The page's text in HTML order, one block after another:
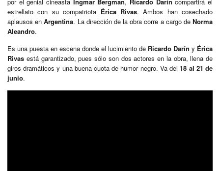
estrellato con su compatriota Érica Rivas. Ambos han cosechado
aplausos enArgentina. La dirección de la obra corre a cargo deNorma
Aleandro.
Es una puesta en escena donde el lucimiento de Ricardo Darín y Érica
Rivas está garantizado, pues sólo son dos actores en la obra, llena de
giros dramáticos y una buena cuota de humor negro. Va del18 al 21 de
junio.